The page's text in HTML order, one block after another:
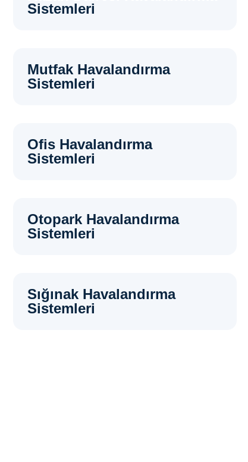
Sistemleri
Mutfak Havalandırma
Sistemleri
Ofis Havalandırma
Sistemleri
Otopark Havalandırma
Sistemleri
Sığınak Havalandırma
Sistemleri